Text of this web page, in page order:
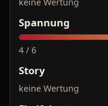
Spannung
4 / 6
Story
keine Wertung